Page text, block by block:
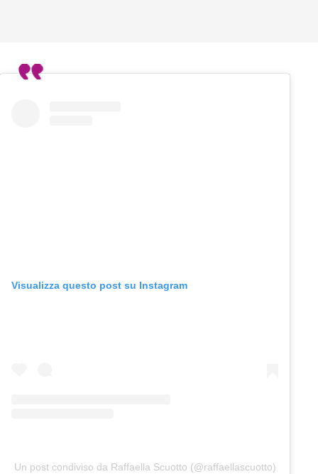
Visualizza questo post su Instagram
Un post condiviso da Raffaella Scuotto (@raffaellascuotto)